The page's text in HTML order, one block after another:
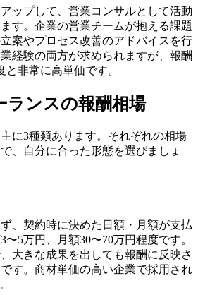
ップして、営業コンサルとして活動
す。企業の営業チームが抱える課題
案やプロセス改善のアドバイスを行
経験の両方が求められますが、報酬
と非常に高単価です。
ランスの報酬相場
に3種類あります。それぞれの相場
、自分に合った形態を選びましょ
、契約時に決めた日額・月額が支払
5万円、月額30〜70万円程度です。
大きな成果を出しても報酬に反映さ
す。商材単価の高い企業で採用され